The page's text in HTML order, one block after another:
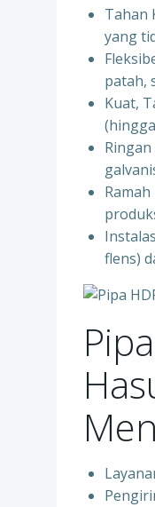
Tahan
yang
patah,
Kuat,
flens)